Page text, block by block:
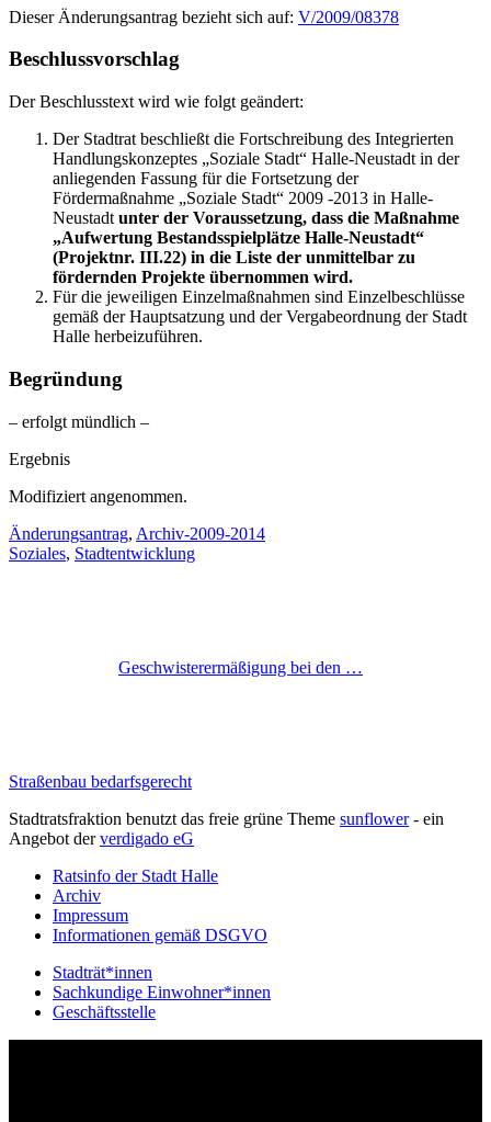
Dieser Änderungsantrag bezieht sich auf: V/2009/08378
Beschlussvorschlag
Der Beschlusstext wird wie folgt geändert:
Der Stadtrat beschließt die Fortschreibung des Integrierten
Handlungskonzeptes „Soziale Stadt“ Halle-Neustadt in der
anliegenden Fassung für die Fortsetzung der
Fördermaßnahme „Soziale Stadt“ 2009 -2013 in Halle-
Neustadt unter der Voraussetzung, dass die Maßnahme
„Aufwertung Bestandsspielplätze Halle-Neustadt“
(Projektnr. III.22) in die Liste der unmittelbar zu
fördernden Projekte übernommen wird.
Für die jeweiligen Einzelmaßnahmen sind Einzelbeschlüsse
gemäß der Hauptsatzung und der Vergabeordnung der Stadt
Halle herbeizuführen.
Begründung
– erfolgt mündlich –
Ergebnis
Modifiziert angenommen.
Änderungsantrag, Archiv-2009-2014
Soziales, Stadtentwicklung
Geschwisterermäßigung bei den …
Straßenbau bedarfsgerecht
Stadtratsfraktion benutzt das freie grüne Theme sunflower‐ ein
Angebot derverdigado eG
Ratsinfo der Stadt Halle
Archiv
Impressum
Informationen gemäß DSGVO
Stadträt*innen
Sachkundige Einwohner*innen
Geschäftsstelle